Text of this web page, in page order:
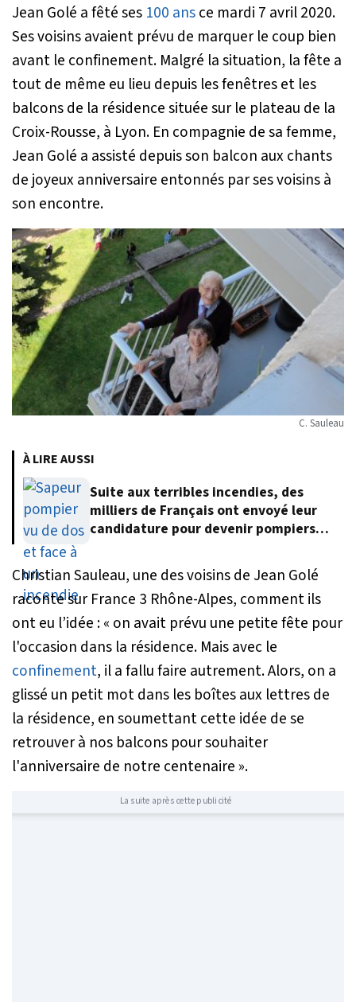
Jean Golé a fêté ses 100 ansce mardi 7 avril 2020.
Ses voisins avaient prévu de marquer le coup bien
avant le confinement. Malgré la situation, la fête a
tout de même eu lieu depuis les fenêtres et les
balcons de la résidence située sur le plateau de la
Croix-Rousse, à Lyon. En compagnie de sa femme,
Jean Golé a assisté depuis son balcon aux chants
de joyeux anniversaire entonnés par ses voisins à
son encontre.
C. Sauleau
À LIRE AUSSI
Suite aux terribles incendies, des
milliers de Français ont envoyé leur
candidature pour devenir pompiers
Christian Sauleau, une des voisins de Jean Golé
raconte sur France 3 Rhône-Alpes, comment ils
ont eu l’idée : « on avait prévu une petite fête pour
l'occasion dans la résidence. Mais avec le
confinement, il a fallu faire autrement. Alors, on a
glissé un petit mot dans les boîtes aux lettres de
la résidence, en soumettant cette idée de se
retrouver à nos balcons pour souhaiter
l'anniversaire de notre centenaire ».
La suite après cette publicité